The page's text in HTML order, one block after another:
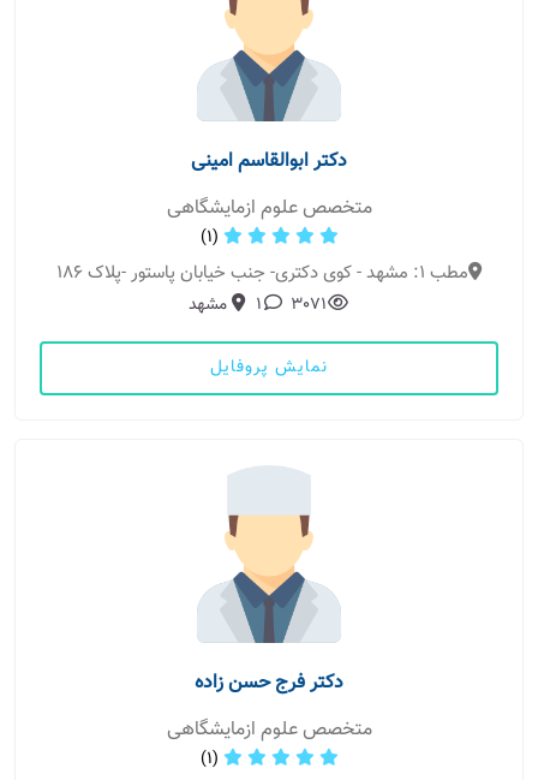
دکتر ابوالقاسم امینی
متخصص علوم ازمایشگاهی
(1)
مطب 1: مشهد - کوی دکتری- جنب خیابان پاستور -پلاک 186
3071
1 مشهد
نمایش پروفایل
دکتر فرج حسن زاده
متخصص علوم ازمایشگاهی
(1)